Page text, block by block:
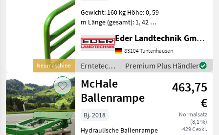
Neumaschine
Gewicht: 160 kg Höhe: 0, 59
m Länge (gesamt): 1, 42 m
Maximale Breite
(Vollständig geöffnet): 1, 75
m Abstand zwischen Armen
(offen): 1, 65 m Absta
Eder Landtechnik GmbH
83104 Tuntenhausen
Erntetechnik
Grünland /
McHale
Premium Plus Händler
McHale
Ballenrampe
463,75
€
Normalsatz
(8,1 %)
429 € exkl.
Bj. 2018
Hydraulische Ballenrampe